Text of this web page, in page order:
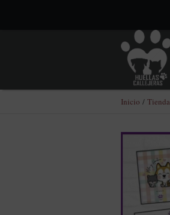
Inicio / Tienda